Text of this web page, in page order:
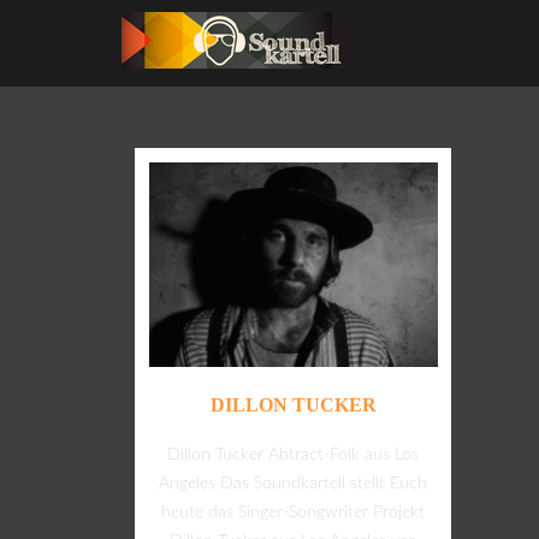
DILLON TUCKER
Dillon Tucker Abtract-Folk aus Los
Angeles Das Soundkartell stellt Euch
heute das Singer-Songwriter Projekt